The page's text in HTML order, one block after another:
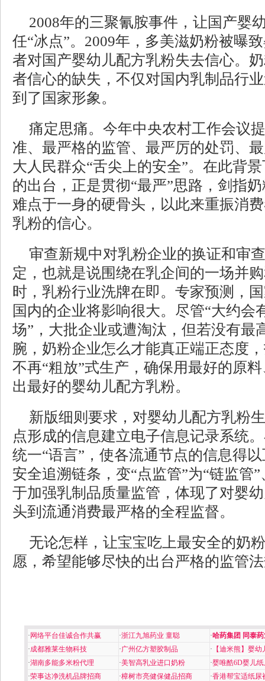
2008年的三聚氰胺事件，让国产婴
任“冰点”。2009年，多美滋奶粉被曝
者对国产婴幼儿配方乳粉失去信心。
者信心的缺失，不仅对国内乳制品行
到了国家形象。
痛定思痛。今年中央农村工作会议
准、最严格的监管、最严厉的处罚、
大人民群众“舌尖上的安全”。在此背
的出台，正是贯彻“最严”思路，剑指
难点于一身的硬骨头，以此来重振消
乳粉的信心。
审查新规中对乳粉企业的换证和审
定，也就是说围绕在乳企间的一场并
时，乳粉行业洗牌在即。专家预测，
国内的企业将影响很大。尽管“大约会
场”，大批企业或遭淘汰，但若没有最
腕，奶粉企业怎么才能真正端正态度
不再“粗放”式生产，确保用最好的原
出最好的婴幼儿配方乳粉。
新版细则要求，对婴幼儿配方乳粉
点形成的信息建立电子信息记录系统
统一“语言”，使各流通节点的信息得
安全追溯链条，变“点监管”为“链监管
于加强乳制品质量监管，体现了对婴
头到流通消费最严格的全程监督。
无论怎样，让宝宝吃上最安全的奶
愿，希望能够尽快的出台严格的监管
· 网络平台佳诚合作共赢 ·浙江九旭药业 童聪 ·哈药集团 同泰
·成都雅莱生物科技 ·广州亿方塑胶制品 · 【迪米熊】婴幼
·湖南多能多米粉代理 ·美智高乳业进口奶粉 ·婴唯酷6D婴儿
·荣事达净洗机品牌招商 ·樟树市亮健保健品招商 ·香港帮宝适纸尿